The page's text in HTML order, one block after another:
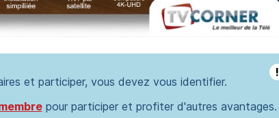
!
et participer, vous devez vous identifier.
pour participer et profiter d'autres avantages.